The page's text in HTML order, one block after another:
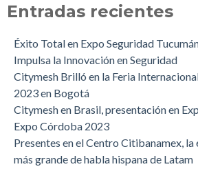
de mayo.
2G?
Los inversores argentinos que se la
le dieron US$ 41.600 millones
Neutrón: la tecnología como forma de
Recibimos la visita del Ministro de
Matias Kulfas
Webinar: Se terminan la líneas de cobre
oportunidad?
Stand(2)
Bogotá(1)
Brasil(1)
Colombia(1)
Córdoba (1)
Inversión(1)
Ministerio de Producción
see all
Entradas recientes
Éxito Total en Expo Seguridad
Impulsa la Innovación en Seguridad
Citymesh Brilló en la Feria
2023 en Bogotá
Citymesh en Brasil, presentación en
Expo Córdoba 2023
Presentes en el Centro Citibanamex, la
más grande de habla hispana de Latam